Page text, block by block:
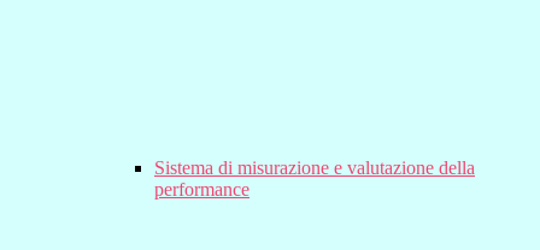
Sistema di misurazione e valutazione della
performance